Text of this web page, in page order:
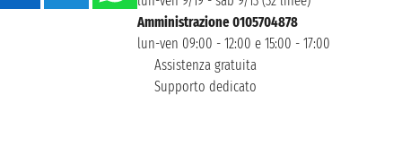
Amministrazione 0105704878
lun-ven 09:00 - 12:00 e 15:00 - 17:00
Assistenza gratuita
Supporto dedicato